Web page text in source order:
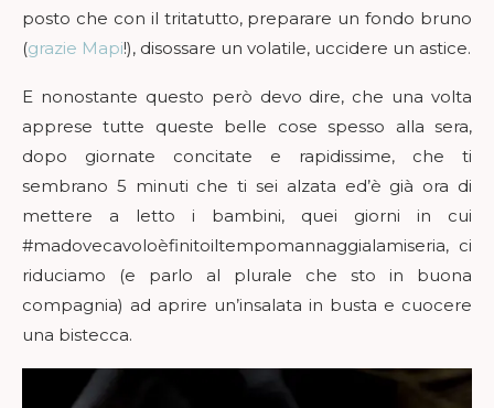
posto che con il tritatutto, preparare un fondo bruno
(grazie Mapi!), disossare un volatile, uccidere un astice.
E nonostante questo però devo dire, che una volta
apprese tutte queste belle cose spesso alla sera,
dopo giornate concitate e rapidissime, che ti
sembrano 5 minuti che ti sei alzata ed’è già ora di
mettere a letto i bambini, quei giorni in cui
#madovecavoloèfinitoiltempomannaggialamiseria, ci
riduciamo (e parlo al plurale che sto in buona
compagnia) ad aprire un’insalata in busta e cuocere
una bistecca.